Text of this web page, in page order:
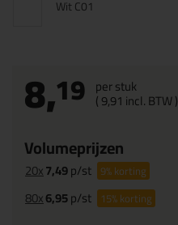
Wit C01
8,19 per stuk
(9,91 incl. BTW )
Volumeprijzen
20x7,49p/st 9%korting
80x6,95p/st 15%korting